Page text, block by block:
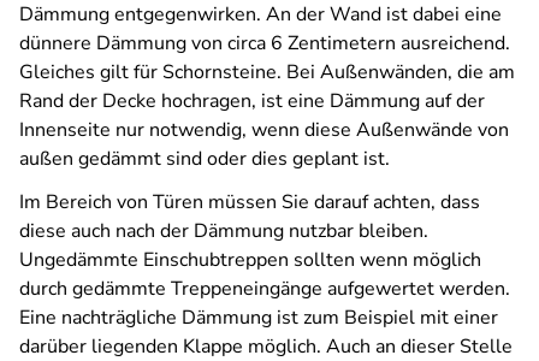
Dämmung entgegenwirken. An der Wand ist dabei eine
dünnere Dämmung von circa 6 Zentimetern ausreichend.
Gleiches gilt für Schornsteine. Bei Außenwänden, die am
Rand der Decke hochragen, ist eine Dämmung auf der
Innenseite nur notwendig, wenn diese Außenwände von
außen gedämmt sind oder dies geplant ist.
Im Bereich von Türen müssen Sie darauf achten, dass
diese auch nach der Dämmung nutzbar bleiben.
Ungedämmte Einschubtreppen sollten wenn möglich
durch gedämmte Treppeneingänge aufgewertet werden.
Eine nachträgliche Dämmung ist zum Beispiel mit einer
darüber liegenden Klappe möglich. Auch an dieser Stelle